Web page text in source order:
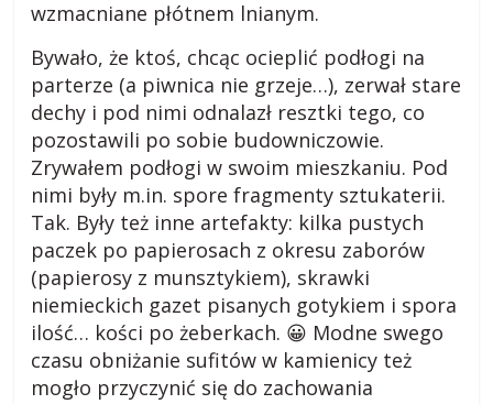
o
m
e
s
wzmacniane płótnem lnianym.
Bywało, że ktoś, chcąc ocieplić podłogi na
parterze (a piwnica nie grzeje…), zerwał stare
dechy i pod nimi odnalazł resztki tego, co
pozostawili po sobie budowniczowie.
Zrywałem podłogi w swoim mieszkaniu. Pod
nimi były m.in. spore fragmenty sztukaterii.
Tak. Były też inne artefakty: kilka pustych
paczek po papierosach z okresu zaborów
(papierosy z munsztykiem), skrawki
niemieckich gazet pisanych gotykiem i spora
ilość… kości po żeberkach. 😀 Modne swego
czasu obniżanie sufitów w kamienicy też
mogło przyczynić się do zachowania